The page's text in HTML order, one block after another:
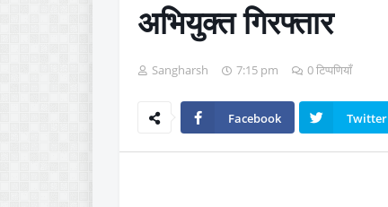
अभियुक्त गिरफ्तार
Sangharsh 7:15 pm 0 टिप्पणियाँ
Facebook Twitter